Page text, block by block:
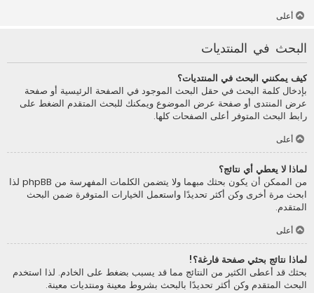
أعلى
البحث في المنتديات
كيف يمكنني البحث في المنتديات؟
بإدخال كلمة البحث في حقل البحث الموجود في الصفحة الرئيسية أو صفحة
عرض المنتدى أو صفحة عرض الموضوع ويمكنك للبحث المتقدم الضغط على
رابط البحث المتوفر أعلى الصفحات كلها.
أعلى
لماذا لا يعطي أي نتائج؟
من الممكن أن يكون بحثك مبهما ولا يتضمن الكلمات المفهرسة من phpBB لذا
ابحث مرة أخرى وكن أكثر تحديدًا واستعمل الخيارات المتوفرة ضمن البحث
المتقدم.
أعلى
لماذا نتائج بحثي صفحة فارغة؟!
بحثك قد أعطى الكثير من النتائج مما قد يسبب بضغط على الخادم. لذا استخدم
البحث المتقدم وكن أكثر تحديدًا بالبحث بشروط معينة ومنتديات معينة.